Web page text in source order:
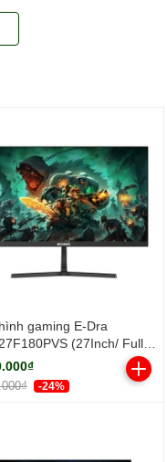
gaming E-Dra
(27Inch/ Full
180Hz/ 250cd/m2/
-24%